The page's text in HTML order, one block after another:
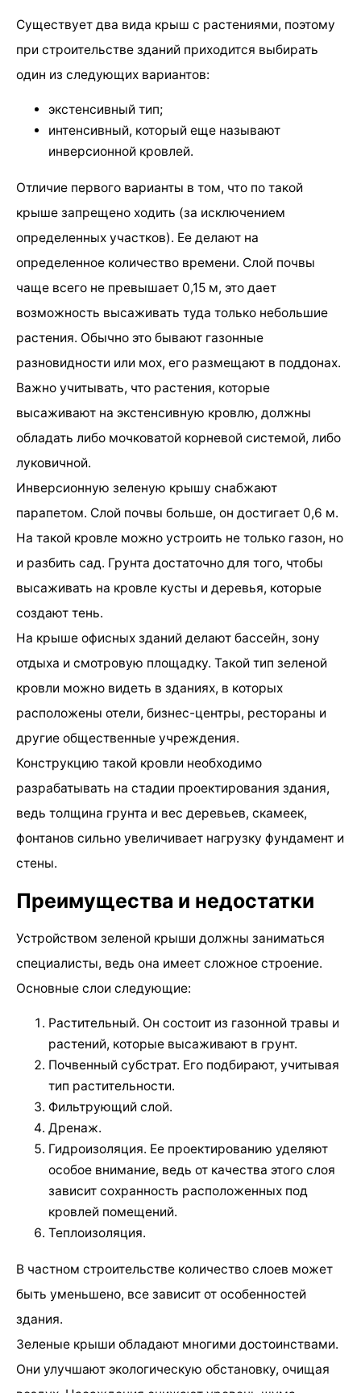
Существует два вида крыш с растениями, поэтому
при строительстве зданий приходится выбирать
один из следующих вариантов:
экстенсивный тип;
интенсивный, который еще называют
инверсионной кровлей.
Отличие первого варианты в том, что по такой
крыше запрещено ходить (за исключением
определенных участков). Ее делают на
определенное количество времени. Слой почвы
чаще всего не превышает 0,15 м, это дает
возможность высаживать туда только небольшие
растения. Обычно это бывают газонные
разновидности или мох, его размещают в поддонах.
Важно учитывать, что растения, которые
высаживают на экстенсивную кровлю, должны
обладать либо мочковатой корневой системой, либо
луковичной.
Инверсионную зеленую крышу снабжают
парапетом. Слой почвы больше, он достигает 0,6 м.
На такой кровле можно устроить не только газон, но
и разбить сад. Грунта достаточно для того, чтобы
высаживать на кровле кусты и деревья, которые
создают тень.
На крыше офисных зданий делают бассейн, зону
отдыха и смотровую площадку. Такой тип зеленой
кровли можно видеть в зданиях, в которых
расположены отели, бизнес-центры, рестораны и
другие общественные учреждения.
Конструкцию такой кровли необходимо
разрабатывать на стадии проектирования здания,
ведь толщина грунта и вес деревьев, скамеек,
фонтанов сильно увеличивает нагрузку фундамент и
стены.
Преимущества и недостатки
Устройством зеленой крыши должны заниматься
специалисты, ведь она имеет сложное строение.
Основные слои следующие:
Растительный. Он состоит из газонной травы и
растений, которые высаживают в грунт.
Почвенный субстрат. Его подбирают, учитывая
тип растительности.
Фильтрующий слой.
Дренаж.
Гидроизоляция. Ее проектированию уделяют
особое внимание, ведь от качества этого слоя
зависит сохранность расположенных под
кровлей помещений.
Теплоизоляция.
В частном строительстве количество слоев может
быть уменьшено, все зависит от особенностей
здания.
Зеленые крыши обладают многими достоинствами.
Они улучшают экологическую обстановку, очищая